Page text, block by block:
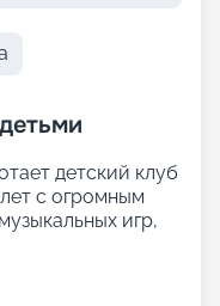
детский клуб
с огромным
игр,